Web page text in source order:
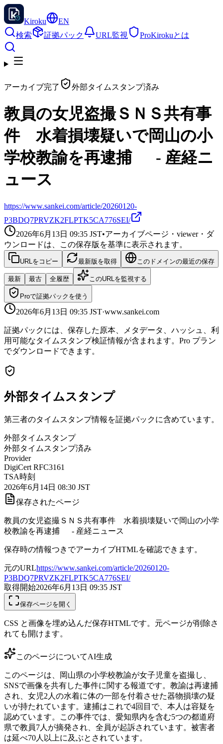
Kiroku
EN
検索
証拠パック URL監視 ProKirokuとは
アーカイブ完了 外部タイムスタンプ済み
教員の女児盗撮ＳＮＳ共有事
件 水着損壊疑いで岡山の小
学校教諭を再逮捕 - 産経ニ
ュース
https://www.sankei.com/article/20260120-
P3BDQ7PRVZK2FLPTK5CA776SEI/
2026年6月13日 09:35 JST•アーカイブページ・viewer・ダ
ウンロードは、この保存版を基準に表示されます。
URLをコピー 最新版を取得 このドメインの最近の保存
最新 最古 全履歴 このURLを監視する
Proで証拠パックを使う
2026年6月13日 09:35 JST·www.sankei.com
証拠パックには、保存した原本、メタデータ、ハッシュ、利
用可能なタイムスタンプ検証情報が含まれます。Pro プラン
でダウンロードできます。
外部タイムスタンプ
第三者のタイムスタンプ情報を証拠パックに含めています。
外部タイムスタンプ
外部タイムスタンプ済み
Provider
DigiCert RFC3161
TSA時刻
2026年6月14日 08:30 JST
保存されたページ
教員の女児盗撮ＳＮＳ共有事件 水着損壊疑いで岡山の小学
校教諭を再逮捕 - 産経ニュース
保存時の情報つきでアーカイブHTMLを確認できます。
元のURLhttps://www.sankei.com/article/20260120-
P3BDQ7PRVZK2FLPTK5CA776SEI/
取得開始2026年6月13日 09:35 JST
保存ページを開く
CSS と画像を埋め込んだ保存HTMLです。元ページが削除さ
れても開けます。
このページについてAI生成
このページは、岡山県の小学校教諭が女子児童を盗撮し、
SNSで画像を共有した事件に関する報道です。教諭は再逮捕
され、女児2人の水着に体の一部を付着させた器物損壊の疑
いが持たれています。逮捕はこれで4回目で、本人は容疑を
認めています。この事件では、愛知県内を含む5つの都道府
県で教員7人が摘発され、全員が起訴されています。被害者
は延べ70人以上に及ぶとされています。